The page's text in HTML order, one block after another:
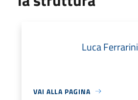
Luca Ferrarini
VAI ALLA PAGINA